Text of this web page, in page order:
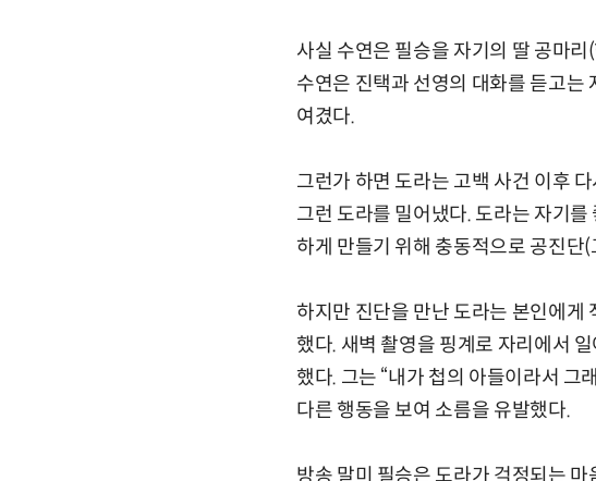
사실 수연은 필승을 자기의 딸 공마
수연은 진택과 선영의 대화를 듣고는
여겼다.
그런가 하면 도라는 고백 사건 이후
그런 도라를 밀어냈다. 도라는 자기
하게 만들기 위해 충동적으로 공진단
하지만 진단을 만난 도라는 본인에게
했다. 새벽 촬영을 핑계로 자리에서
했다. 그는 “내가 첩의 아들이라서 그
다른 행동을 보여 소름을 유발했다.
방송 말미 필승은 도라가 걱정되는